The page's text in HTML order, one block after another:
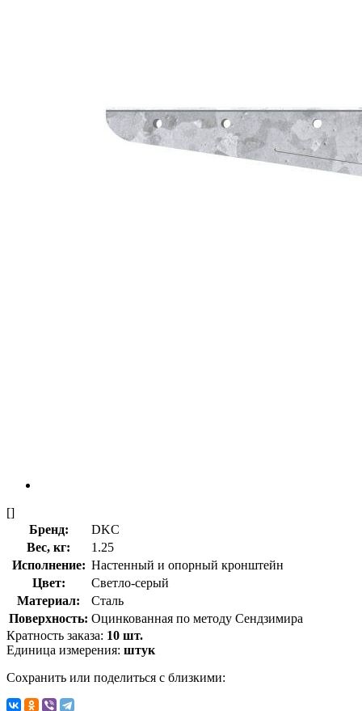
[]
Бренд:
DKC
Вес, кг:
1.25
Исполнение: Настенный и опорный кронштейн
Цвет:
Светло-серый
Материал:
Сталь
Поверхность: Оцинкованная по методу Сендзимира
Кратность заказа: 10 шт.
Единица измерения: штук
Сохранить или поделиться с близкими: